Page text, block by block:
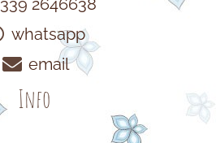
339 2646638
whatsapp
email
Info